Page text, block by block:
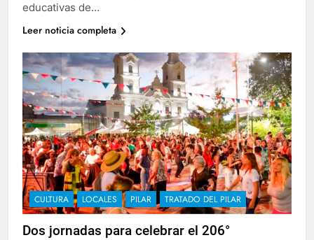
educativas de…
Leer noticia completa
CULTURA LOCALES PILAR TRATADO DEL PILAR
Dos jornadas para celebrar el 206°